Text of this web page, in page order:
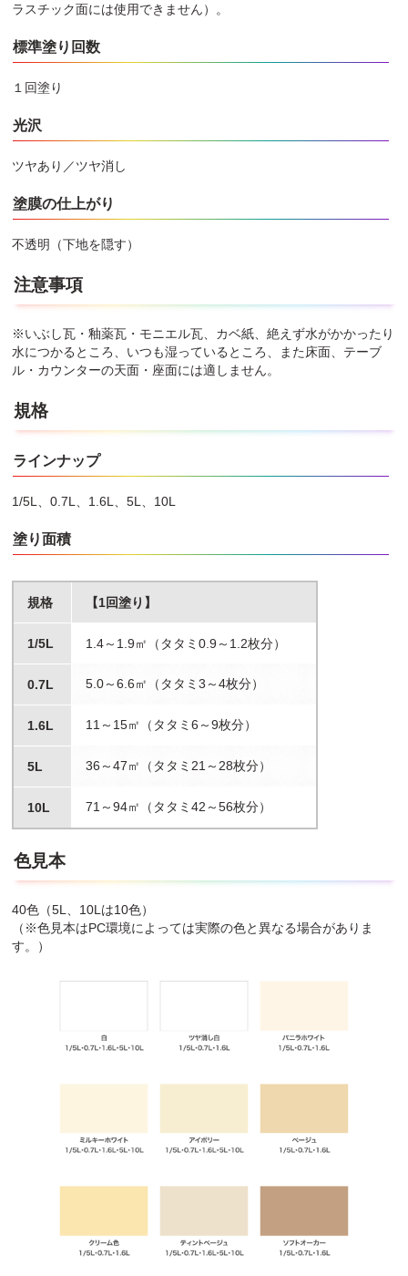
ラスチック面には使用できません）。
標準塗り回数
１回塗り
光沢
ツヤあり／ツヤ消し
塗膜の仕上がり
不透明（下地を隠す）
注意事項
※いぶし瓦・釉薬瓦・モニエル瓦、カベ紙、絶えず水がかかったり
水につかるところ、いつも湿っているところ、また床面、テーブ
ル・カウンターの天面・座面には適しません。
規格
ラインナップ
1/5L、0.7L、1.6L、5L、10L
塗り面積
規格 【1回塗り】
1/5L 1.4～1.9㎡（タタミ0.9～1.2枚分）
0.7L 5.0～6.6㎡（タタミ3～4枚分）
1.6L 11～15㎡（タタミ6～9枚分）
5L 36～47㎡（タタミ21～28枚分）
10L 71～94㎡（タタミ42～56枚分）
色見本
40色（5L、10Lは10色）
（※色見本はPC環境によっては実際の色と異なる場合がありま
す。）